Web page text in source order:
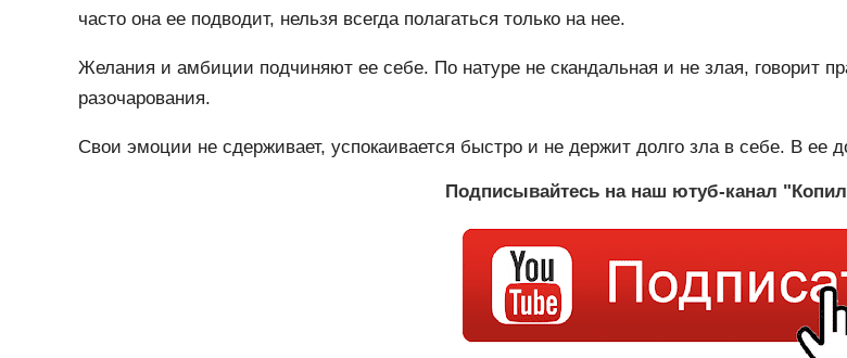
часто она ее подводит, нельзя всегда полагаться только на нее.
Желания и амбиции подчиняют ее себе. По натуре не скандальная и не злая, говорит
разочарования.
Свои эмоции не сдерживает, успокаивается быстро и не держит долго зла в себе. В ее
Подписывайтесь на наш ютуб-канал